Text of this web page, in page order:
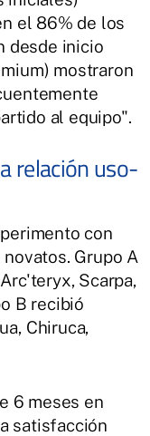
el 86% de los
desde inicio
mostraron
al equipo".
relación uso-
con
Grupo A
Scarpa,
B recibió
Chiruca,
6 meses en
satisfacción